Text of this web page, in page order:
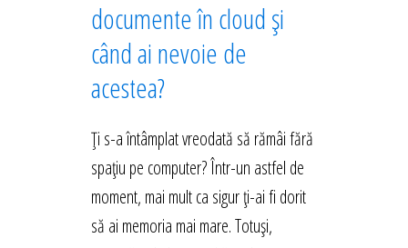
documente în cloud și
când ai nevoie de
acestea?
Ți s-a întâmplat vreodată să rămâi fără
spațiu pe computer? Într-un astfel de
moment, mai mult ca sigur ți-ai fi dorit
să ai memoria mai mare. Totuși,